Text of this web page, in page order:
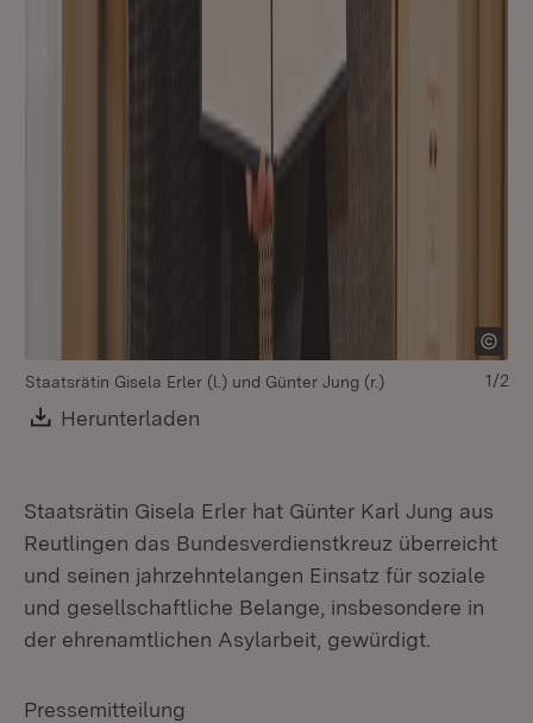
Staatsrätin Gisela Erler (l.) und Günter Jung (r.)
Download:
Herunterladen
1/2
Staatsrätin Gisela Erler hat Günter Karl Jung aus
Reutlingen das Bundesverdienstkreuz überreicht
und seinen jahrzehntelangen Einsatz für soziale
und gesellschaftliche Belange, insbesondere in
der ehrenamtlichen Asylarbeit, gewürdigt.
Pressemitteilung